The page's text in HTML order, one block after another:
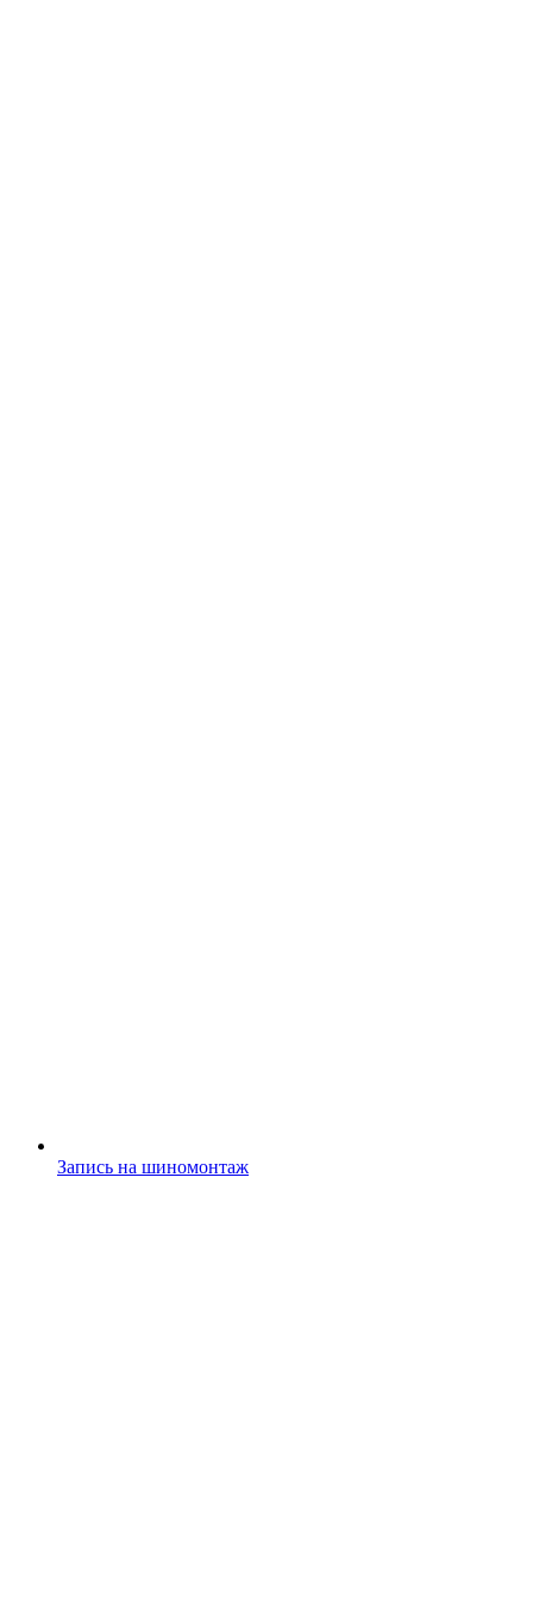
Запись на шиномонтаж